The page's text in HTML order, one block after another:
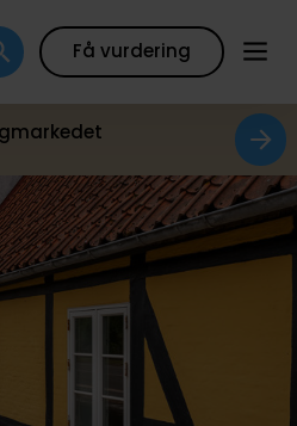
Få vurdering
Boligfakta Kort